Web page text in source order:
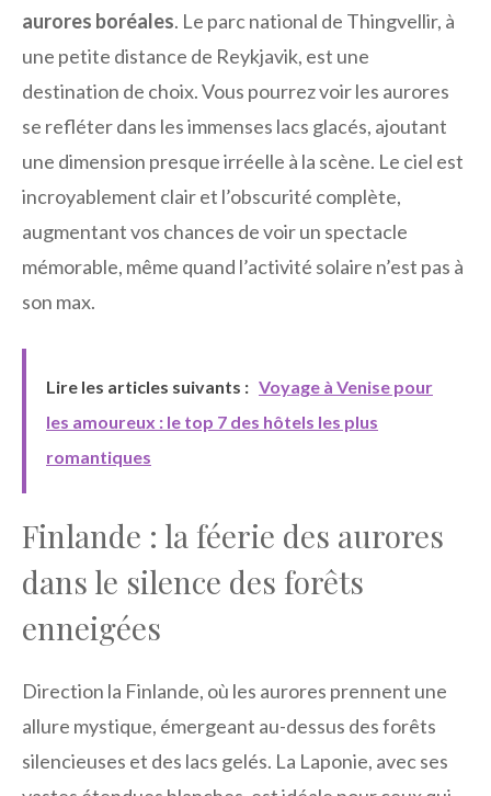
aurores boréales. Le parc national de Thingvellir, à
une petite distance de Reykjavik, est une
destination de choix. Vous pourrez voir les aurores
se refléter dans les immenses lacs glacés, ajoutant
une dimension presque irréelle à la scène. Le ciel est
incroyablement clair et l’obscurité complète,
augmentant vos chances de voir un spectacle
mémorable, même quand l’activité solaire n’est pas à
son max.
Lire les articles suivants : Voyage à Venise pour
les amoureux : le top 7 des hôtels les plus
romantiques
Finlande : la féerie des aurores
dans le silence des forêts
enneigées
Direction la Finlande, où les aurores prennent une
allure mystique, émergeant au-dessus des forêts
silencieuses et des lacs gelés. La Laponie, avec ses